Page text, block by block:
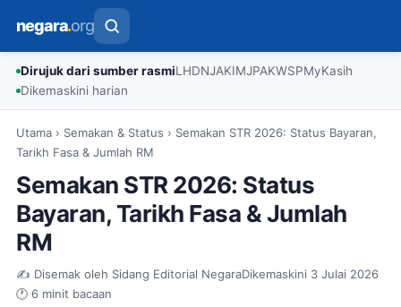
negara.org
Dirujuk dari sumber rasmiLHDNJAKIMJPAKWSPMyKasih
Dikemaskini harian
Utama › Semakan & Status › Semakan STR 2026: Status Bayaran,
Tarikh Fasa & Jumlah RM
Semakan STR 2026: Status
Bayaran, Tarikh Fasa & Jumlah
RM
✍️ Disemak oleh Sidang Editorial NegaraDikemaskini 3 Julai 2026
🕐 6 minit bacaan